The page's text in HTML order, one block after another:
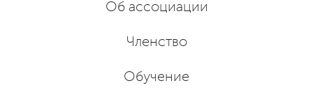
Об ассоциации
Членство
Обучение